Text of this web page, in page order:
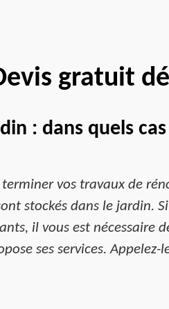
gratuit
: dans quels
terminer vos travaux de
stockés dans le jardin.
il vous est nécessaire
ses services. Appelez-